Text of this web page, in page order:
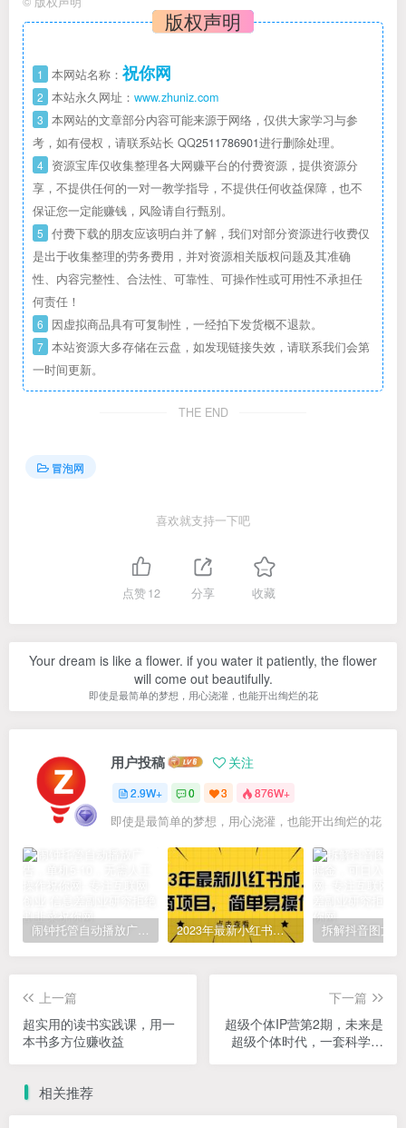
版权声明
1 本网站名称： 祝你网
2 本站永久网址： www.zhuniz.com
3 本网站的文章部分内容可能来源于网络，仅供大家学习与参
考，如有侵权，请联系站长 QQ2511786901进行删除处理。
4 资源宝库仅收集整理各大网赚平台的付费资源，提供资源分
享，不提供任何的一对一教学指导，不提供任何收益保障，也不
保证您一定能赚钱，风险请自行甄别。
5 付费下载的朋友应该明白并了解，我们对部分资源进行收费仅
是出于收集整理的劳务费用，并对资源相关版权问题及其准确
性、内容完整性、合法性、可靠性、可操作性或可用性不承担任
何责任！
6 因虚拟商品具有可复制性，一经拍下发货概不退款。
7 本站资源大多存储在云盘，如发现链接失效，请联系我们会第
一时间更新。
THE END
冒泡网
喜欢就支持一下吧
点赞12 分享 收藏
Your dream is like a flower. if you water it patiently, the flower
will come out beautifully.
即使是最简单的梦想，用心浇灌，也能开出绚烂的花
用户投稿 关注
2.9W+ 0 3 876W+
即使是最简单的梦想，用心浇灌，也能开出绚烂的花
闹钟托管自动播放广告，单机5-10，无需人工操作 2023年最新小红书成人电商项目，简单易操作【详细教程】
上一篇
超实用的读书实践课，用一
本书多方位赚收益
下一篇
超级个体IP营第2期，未来是
超级个体时代，一套科学的
相关推荐